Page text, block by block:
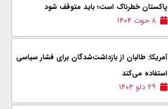
پاکستان خطرناک است؛ باید متوقف شود
۸ حوت ۱۴۰۴
آمریکا: طالبان از بازداشت‌شدگان برای فشار سیاسی
استفاده می‌کند
۲۹ دلو ۱۴۰۴